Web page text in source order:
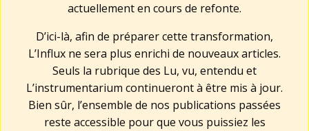
actuellement en cours de refonte.
D’ici-là, afin de préparer cette transformation,
L’Influx ne sera plus enrichi de nouveaux articles.
Seuls la rubrique des Lu, vu, entendu et
L’instrumentarium continueront à être mis à jour.
Bien sûr, l’ensemble de nos publications passées
reste accessible pour que vous puissiez les